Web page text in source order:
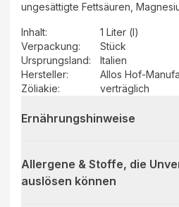
ungesättigte Fettsäuren,
Inhalt:
1 Liter (l)
Verpackung:
Stück
Ursprungsland:
Italien
Hersteller:
Allos Hof-
Zöliakie:
verträglich
Ernährungshinweise
Allergene & Stoffe, die
auslösen können